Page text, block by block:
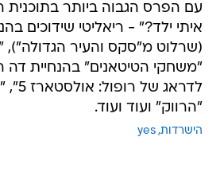
עם הפרס הגבוה ביותר בתוכנית
איתי ילד?" - ריאליטי שידוכים
(שרלוט מ"סקס והעיר הגדולה"),
"משחקי הטיטאנים" בהנחיית דה
"הרווק" ועוד ועוד.
הישרדות yes